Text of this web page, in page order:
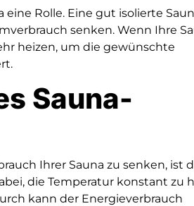
Rolle. Eine gut isolierte
senken. Wenn Ihre
heizen, um die gewünschte
Sauna-
Ihrer Sauna zu senken, ist
die Temperatur konstant zu
kann der Energieverbrauch